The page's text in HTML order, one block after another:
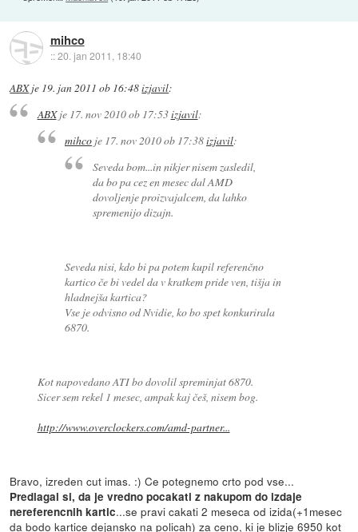
mihco
::20. jan 2011, 18:40
ABXje 19. jan 2011 ob 16:48izjavil:
ABXje 17. nov 2010 ob 17:53izjavil:
mihco je 17. nov 2010 ob 17:38izjavil:
Seveda bom...in nikjer nisem zasledil,
da bo pa cez en mesec dal AMD
dovoljenje proizvajalcem, da lahko
spremenijo dizajn.
Seveda nisi, kdo bi pa potem kupil referenčno
kartico če bi vedel da v kratkem pride ven, tišja in
hladnejša kartica?
Vse je odvisno od Nvidie, ko bo spet konkurirala
6870.
Kot napovedano ATI bo dovolil spreminjat 6870.
Sicer sem rekel 1 mesec, ampak kaj češ, nisem bog.
http://www.overclockers.com/amd-partner...
Bravo, izreden cut imas. :) Ce potegnemo crto pod vse...
Predlagal si, da je vredno pocakati z nakupom do izdaje
nereferencnih kartic...se pravi cakati 2 meseca od izida(+1mesec
da bodo kartice dejansko na policah) za ceno, ki je blizje 6950 kot